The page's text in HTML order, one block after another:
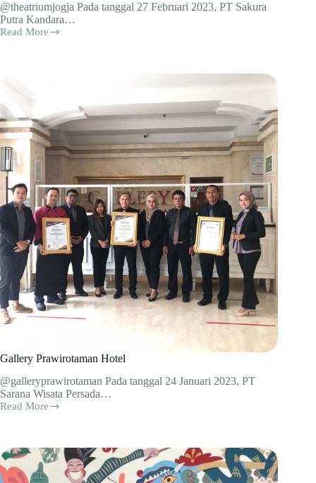
@theatriumjogja Pada tanggal 27 Februari 2023, PT Sakura
Putra Kandara…
Read More
The
Gallery Prawirotaman Hotel
@galleryprawirotaman Pada tanggal 24 Januari 2023, PT
Sarana Wisata Persada…
Read More
Gallery